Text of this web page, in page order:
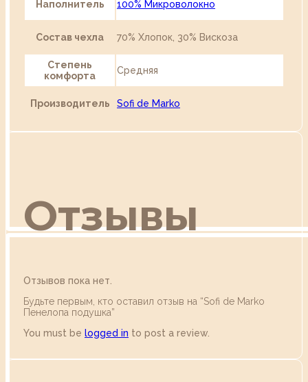
Наполнитель 100% Микроволокно
Состав чехла 70% Хлопок, 30% Вискоза
Степень
комфорта
Средняя
Производитель Sofi de Marko
Отзывы
Отзывов пока нет.
Будьте первым, кто оставил отзыв на “Sofi de Marko
Пенелопа подушка”
You must be logged in to post a review.